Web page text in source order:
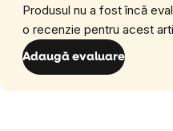
Produsul nu a fost încă
o recenzie pentru acest
Adaugă evaluare